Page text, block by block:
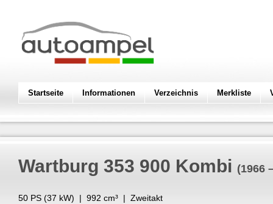
Startseite Informationen Verzeichnis Merkliste
Wartburg 353 900 Kombi (1966
50 PS (37 kW) | 992 cm³ | Zweitakt